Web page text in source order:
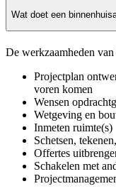
Wat doet een
De werkzaamheden
Projectplan
voren komen
Wensen
Wetgeving en
Inmeten ruimte(s)
Schetsen,
Offertes
Schakelen met